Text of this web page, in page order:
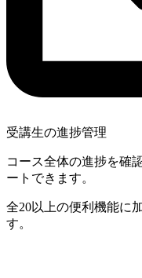
受講生の進捗管理
コース全体の進捗を確
ートできます。
全20以上の便利機能に
す。